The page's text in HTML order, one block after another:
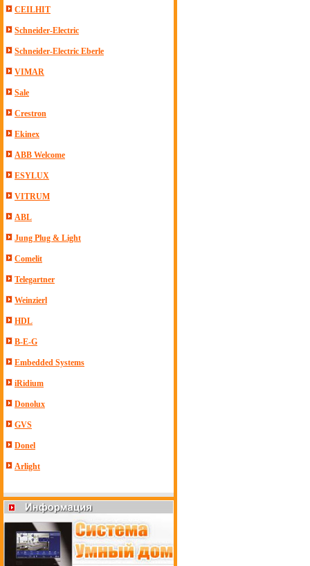
CEILHIT
Schneider-Electric
Schneider-Electric Eberle
VIMAR
Sale
Crestron
Ekinex
ABB Welcome
ESYLUX
VITRUM
ABL
Jung Plug & Light
Comelit
Telegartner
Weinzierl
HDL
B-E-G
Embedded Systems
iRidium
Donolux
GVS
Donel
Arlight